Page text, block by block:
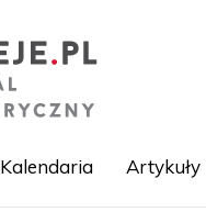
Kalendaria Artykuły